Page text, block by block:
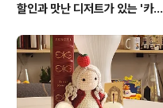
할인과 맛난 디저트가 있는 '카페